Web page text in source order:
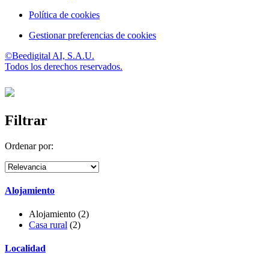
Política de cookies
Gestionar preferencias de cookies
©Beedigital AI, S.A.U.
Todos los derechos reservados.
Filtrar
Ordenar por:
Alojamiento
Alojamiento (2)
Casa rural (2)
Localidad